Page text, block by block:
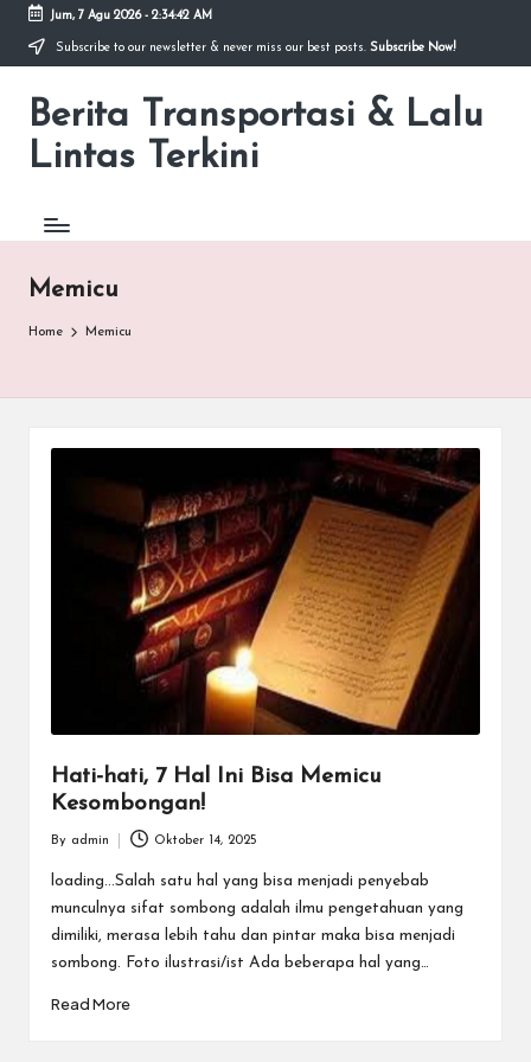
Skip
content
Jum, 7 Agu 2026- 2:34:42 AM
Subscribe to our newsletter & never miss our best posts. Subscribe Now!
Berita Transportasi & Lalu
Lintas Terkini
premancity.biz.id
Memicu
Home Memicu
Hati-hati, 7 Hal Ini Bisa Memicu
Kesombongan!
by
By admin Oktober 14, 2025
loading...Salah satu hal yang bisa menjadi penyebab
munculnya sifat sombong adalah ilmu pengetahuan yang
dimiliki, merasa lebih tahu dan pintar maka bisa menjadi
sombong. Foto ilustrasi/ist Ada beberapa hal yang…
Read More